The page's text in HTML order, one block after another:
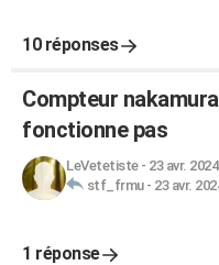
10 réponses
Compteur
fonctionne pas
LeVetetiste- 23 avr.
stf_frmu- 23 avr.
1 réponse